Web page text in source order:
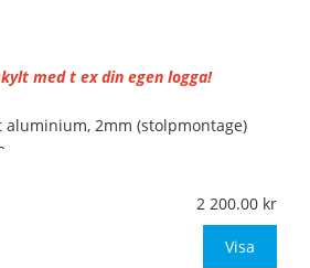
med t ex din egen logga!
aluminium, 2mm (stolpmontage)
Blå botten och vit text
2 200.00
Visa